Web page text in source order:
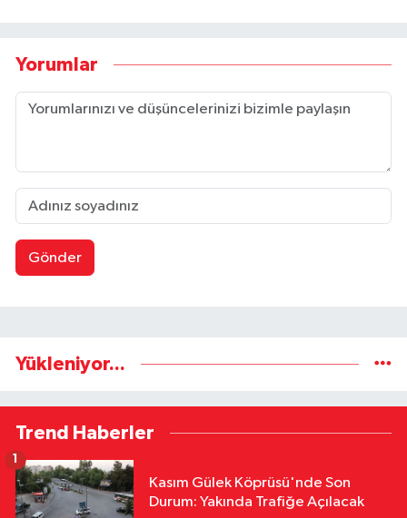
Yorumlar
Gönder
Yükleniyor...
Trend Haberler
Kasım Gülek Köprüsü'nde Son
Durum: Yakında Trafiğe Açılacak
1